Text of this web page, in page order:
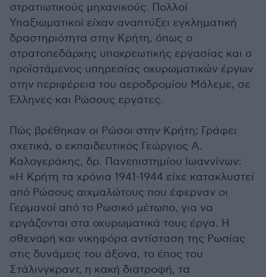
στρατιωτικούς μηχανικούς. Πολλοί
Υπαξιωματικοί είχαν αναπτύξει εγκληματική
δραστηριότητα στην Κρήτη, όπως ο
στρατοπεδάρχης υποχρεωτικής εργασίας και ο
προϊστάμενος υπηρεσίας οχυρωματικών έργων
στην περιφέρεια του αεροδρομίου Μάλεμε, σε
Έλληνες και Ρώσους εργάτες.
Πώς βρέθηκαν οι Ρώσοι στην Κρήτη; Γράφει
σχετικά, ο εκπαιδευτικός Γεώργιος Α.
Καλογεράκης, δρ. Πανεπιστημίου Ιωαννίνων:
«Η Κρήτη τα χρόνια 1941-1944 είχε κατακλυστεί
από Ρώσους αιχμαλώτους που έφερναν οι
Γερμανοί από το Ρωσικό μέτωπο, για να
εργάζονται στα οχυρωματικά τους έργα. Η
σθεναρή και νικηφόρα αντίσταση της Ρωσίας
στις δυνάμεις του άξονα, το έπος του
Στάλινγκραντ, η κακή διατροφή, τα